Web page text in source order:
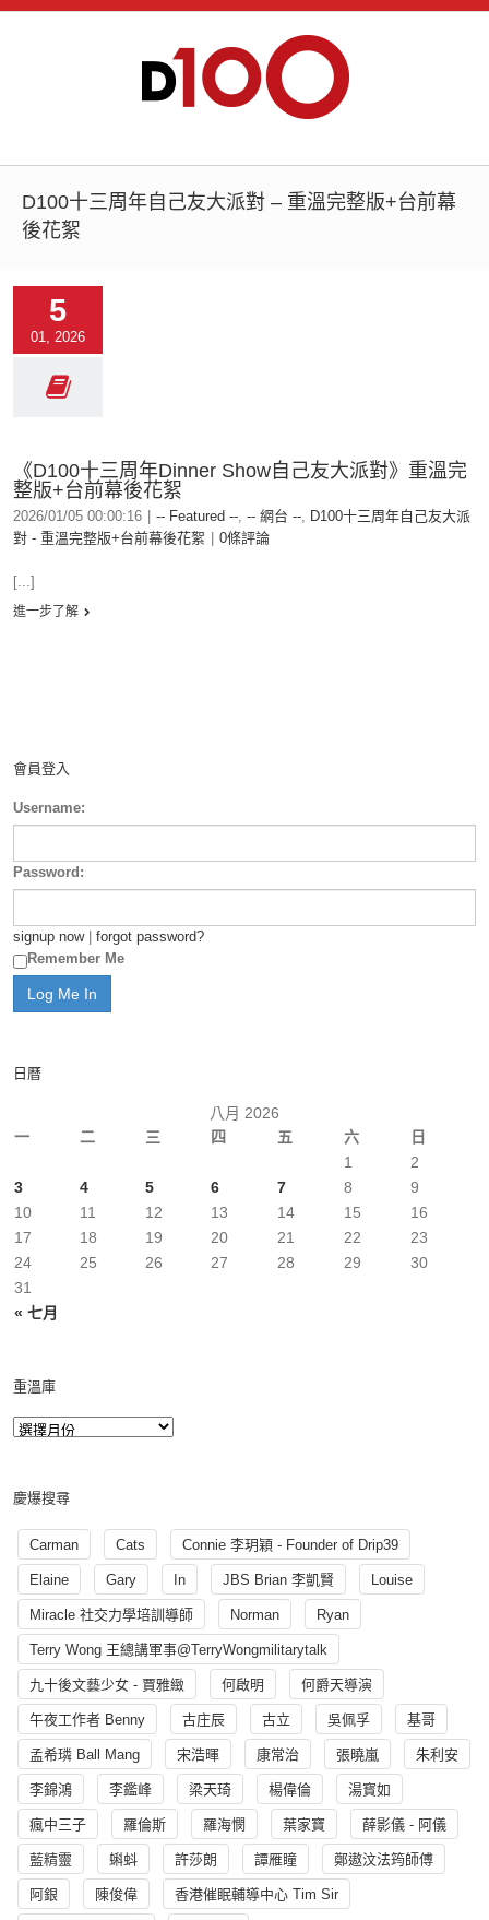
D100十三周年自己友大派對 – 重溫完整版+台前幕
後花絮
5
01, 2026
《D100十三周年Dinner Show自己友大派對》重溫完
整版+台前幕後花絮
2026/01/05 00:00:16 -- Featured --, -- 網台 --, D100十三周年自己友大派
對 - 重溫完整版+台前幕後花絮
0條評論
[...]
進一步了解
會員登入
Username:
Password:
signup now| forgot password?
Remember Me
日曆
八月 2026
一
二 三 四 五 六 日
« 七月
1
2
3
4 5 6 7 8
9
10
11 12 13 14 15
16
17
18 19 20 21 22
23
24
25 26 27 28 29
30
31
重溫庫
慶爆搜尋
Carman Cats Connie 李玥穎 - Founder of Drip39
Elaine Gary In JBS Brian 李凱賢 Louise
Miracle 社交力學培訓導師 Norman Ryan
Terry Wong 王總講軍事@TerryWongmilitarytalk
九十後文藝少女 - 賈雅緻 何啟明 何爵天導演
午夜工作者 Benny 古庄辰 古立 吳佩孚 基哥
孟希璘 Ball Mang 宋浩暉 康常治 張曉嵐 朱利安
李錦鴻 李鑑峰 梁天琦 楊偉倫 湯寳如
瘋中三子 羅倫斯 羅海憫 葉家寶 薛影儀 - 阿儀
藍精靈 蝌蚪 許莎朗 譚雁瞳 鄭遨汶法筠師傅
阿銀 陳俊偉 香港催眠輔導中心 Tim Sir